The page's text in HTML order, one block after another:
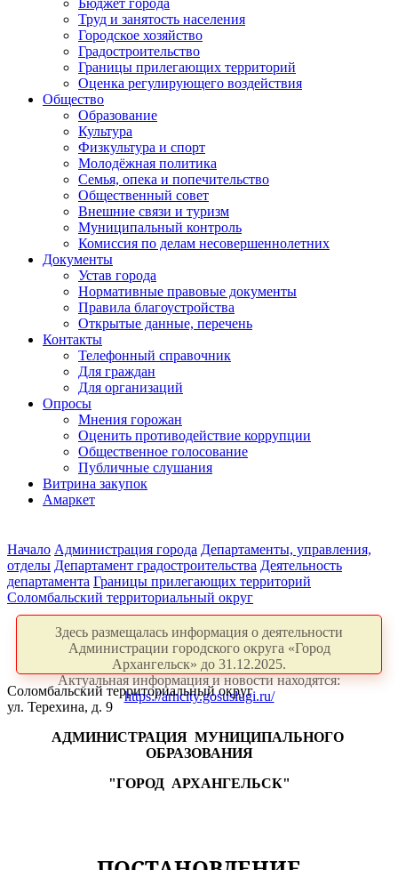
Бюджет города
Труд и занятость населения
Городское хозяйство
Градостроительство
Границы прилегающих территорий
Оценка регулирующего воздействия
Общество
Образование
Культура
Физкультура и спорт
Молодёжная политика
Семья, опека и попечительство
Общественный совет
Внешние связи и туризм
Муниципальный контроль
Комиссия по делам несовершеннолетних
Документы
Устав города
Нормативные правовые документы
Правила благоустройства
Открытые данные, перечень
Контакты
Телефонный справочник
Для граждан
Для организаций
Опросы
Мнения горожан
Оценить противодействие коррупции
Общественное голосование
Публичные слушания
Витрина закупок
Амаркет
Начало Администрация города Департаменты, управления,
отделы Департамент градостроительства Деятельность
департамента Границы прилегающих территорий
Соломбальский территориальный округ
Здесь размещалась информация о деятельности
Администрации городского округа «Город
Архангельск» до 31.12.2025.
Актуальная информация и новости находятся:
https://arhcity.gosuslugi.ru/
Соломбальский территориальный округ
ул. Терехина, д. 9
АДМИНИСТРАЦИЯ МУНИЦИПАЛЬНОГО
ОБРАЗОВАНИЯ
"ГОРОД АРХАНГЕЛЬСК"